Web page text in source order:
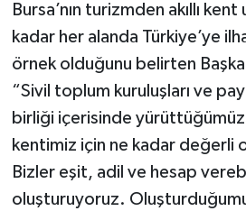
Bursa’nın turizmden akıllı
kadar her alanda Türkiye’ye
örnek olduğunu belirten
“Sivil toplum kuruluşları ve
birliği içerisinde yürüttüğümüz
kentimiz için ne kadar değerli
Bizler eşit, adil ve hesap
oluşturuyoruz.